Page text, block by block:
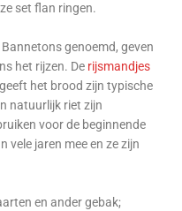
set flan ringen.
genoemd, geven
het rijzen. De rijsmandjes
het brood zijn typische
natuurlijk riet zijn
voor de beginnende
vele jaren mee en ze zijn
en ander gebak;